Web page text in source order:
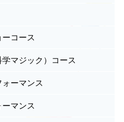
コース
マジック）コース
ーマンス
マンス